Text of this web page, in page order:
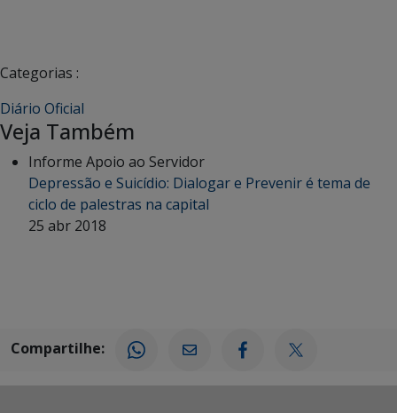
Categorias :
Diário Oficial
Veja Também
Informe Apoio ao Servidor
Depressão e Suicídio: Dialogar e Prevenir é tema de
ciclo de palestras na capital
25 abr 2018
Compartilhe: